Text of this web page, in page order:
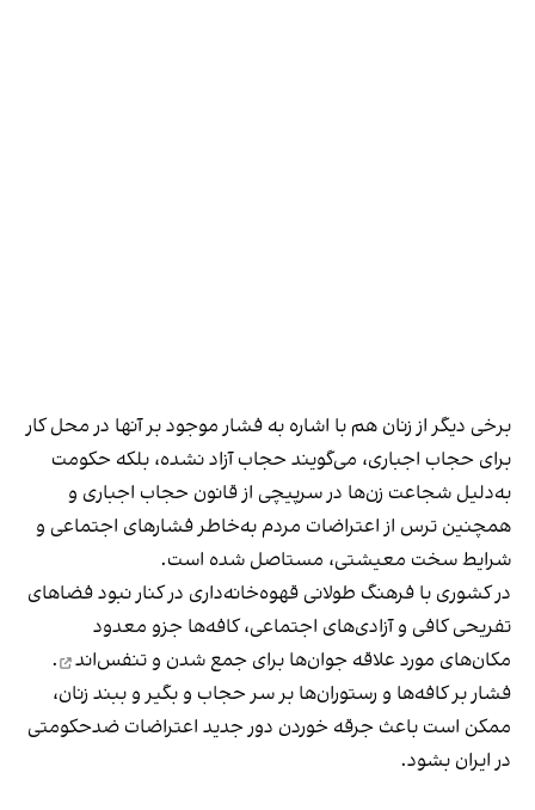
برخی دیگر از زنان هم با اشاره به فشار موجود بر آنها در محل کار
برای حجاب اجباری، می‌گویند حجاب آزاد نشده، بلکه حکومت
به‌دلیل شجاعت زن‌ها در سرپیچی از قانون حجاب اجباری و
همچنین ترس از اعتراضات مردم به‌خاطر فشارهای اجتماعی و
شرایط سخت معیشتی، مستاصل شده است.
در کشوری با فرهنگ طولانی قهوه‌‌خانه‌داری در کنار نبود فضاهای
تفریحی کافی و آزادی‌های اجتماعی، کافه‌ها جزو معدود
مکان‌های مورد علاقه جوان‌ها برای جمع شدن و تنفس‌اند
.
فشار بر کافه‌ها و رستوران‌ها بر سر حجاب و بگیر و ببند زنان،
ممکن است باعث جرقه خوردن دور جدید اعتراضات ضدحکومتی
در ایران بشود.